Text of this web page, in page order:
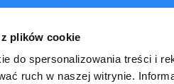
plików cookie
do spersonalizowania treści i
ruch w naszej witrynie.